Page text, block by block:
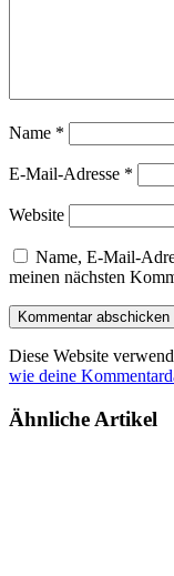
Name *
E-Mail-Adresse *
Website
Name, E-Mail-
meinen nächsten
Diese Website
wie deine
Ähnliche Artikel